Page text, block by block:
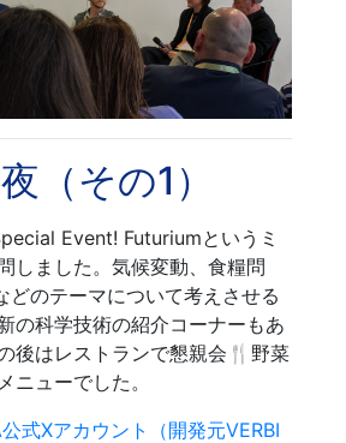
（その1）
Event! Futuriumというミ
しました。気候変動、食糧問
どのテーマについて考えさせる
の科学技術の紹介コーナーもあ
後はレストランで懇親会🍴野菜
ニューでした。
式Xアカウント（開発元VERBI